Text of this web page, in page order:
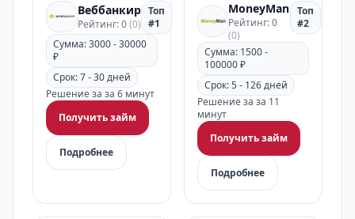
Веббанкир
Рейтинг: 0(0)
Топ
#1
Сумма: 3000 - 30000
₽
Срок: 7 - 30 дней
Решение за за 6 минут
Получить займ
Подробнее
MoneyMan
Рейтинг: 0
(0)
Топ
#2
Сумма: 1500 -
100000 ₽
Срок: 5 - 126 дней
Решение за за 11
минут
Получить займ
Подробнее